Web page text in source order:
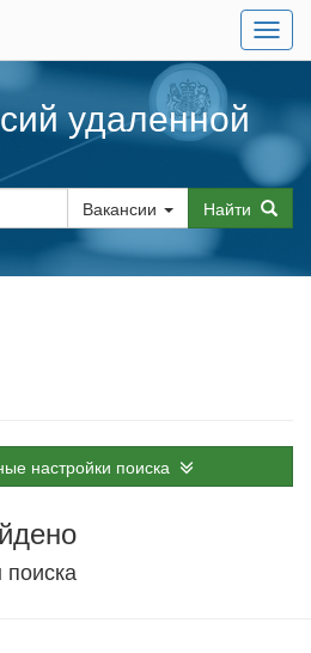
Меню
удаленной
Вакансии Найти
настройки поиска